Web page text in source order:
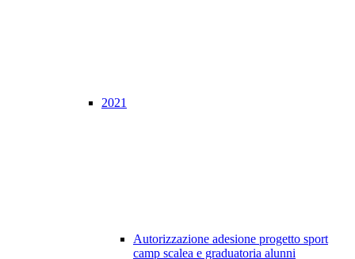
2021
Autorizzazione adesione progetto sport
camp scalea e graduatoria alunni